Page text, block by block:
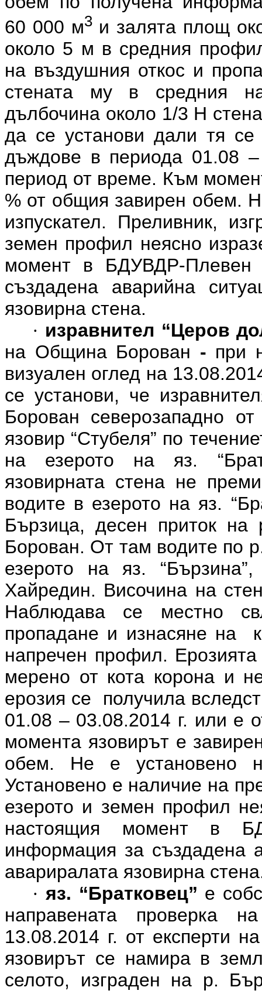
60 000 м3и залята площ
около 5 м в средния
на въздушния откос и
стената му в средния
дълбочина около 1/3 Н
да се установи дали тя
дъждове в периода 01.08
период от време. Към
% от общия завирен обем.
изпускател. Преливник,
земен профил неясно
момент в БДУВДР-Плевен
създадена аварийна
язовирна стена.
· изравнител “Церов
на Община Борован - при
визуален оглед на
се установи, че
Борован северозападно
язовир “Стубеля” по
на езерото на яз.
язовирната стена не
водите в езерото на яз.
Бързица, десен приток
Борован. От там водите по
езерото на яз.
Хайредин. Височина на
Наблюдава се местно
пропадане и изнасяне на
напречен профил.
мерено от кота корона и
ерозия се получила
01.08 – 03.08.2014 г. или е
момента язовирът е
обем. Не е установено
Установено е наличие на
езерото и земен профил
настоящия момент в
информация за създадена
авариралата язовирна
· яз. “Братковец” е
направената проверка
13.08.2014 г. от експерти
язовирът се намира в
селото, изграден на р.